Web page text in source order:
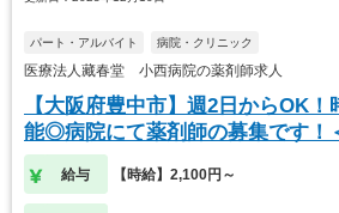
パート・アルバイト 病院・クリニック
医療法人藏春堂 小西病院の薬剤師求人
【大阪府豊中市】週2日からOK
能◎病院にて薬剤師の募集です！
給与 【時給】2,100円～